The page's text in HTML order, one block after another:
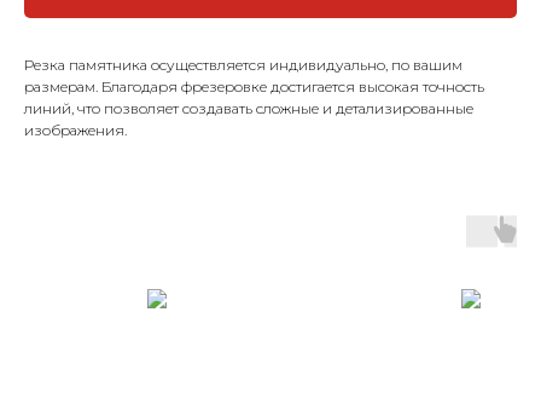
Резка памятника осуществляется индивидуально, по вашим
размерам. Благодаря фрезеровке достигается высокая точность
линий, что позволяет создавать сложные и детализированные
изображения.